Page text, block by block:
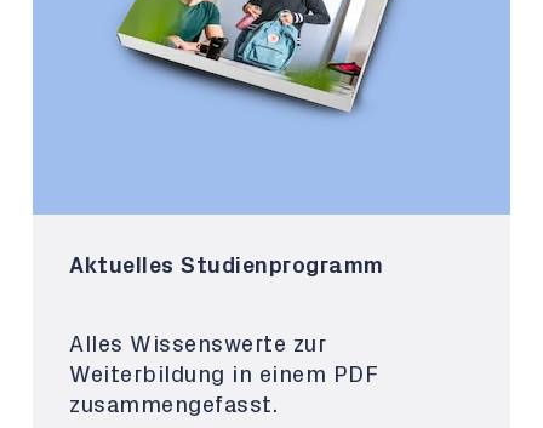
Aktuelles Studienprogramm
Alles Wissenswerte zur
Weiterbildung in einem PDF
zusammengefasst.